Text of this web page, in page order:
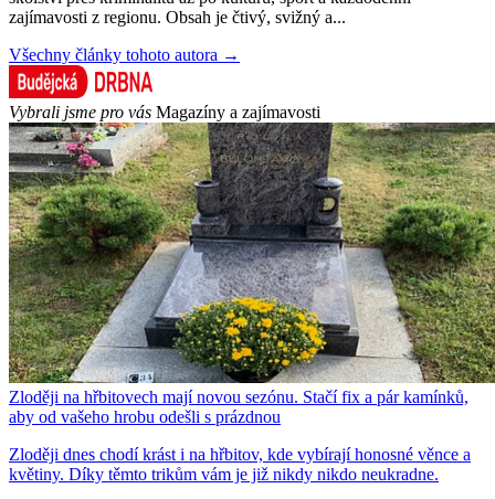
zajímavosti z regionu. Obsah je čtivý, svižný a...
Všechny články tohoto autora →
Vybrali jsme pro vás Magazíny a zajímavosti
Zloději na hřbitovech mají novou sezónu. Stačí fix a pár kamínků,
aby od vašeho hrobu odešli s prázdnou
Zloději dnes chodí krást i na hřbitov, kde vybírají honosné věnce a
květiny. Díky těmto trikům vám je již nikdy nikdo neukradne.